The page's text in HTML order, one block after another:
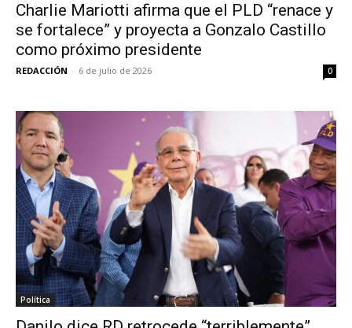
Charlie Mariotti afirma que el PLD “renace y
se fortalece” y proyecta a Gonzalo Castillo
como próximo presidente
REDACCIÓN - 6 de julio de 2026 0
Política